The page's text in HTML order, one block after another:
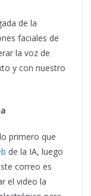
de la
faciales de
la voz de
y con nuestro
primero que
de la IA, luego
correo es
el video la